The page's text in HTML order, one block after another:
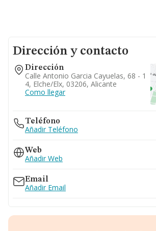
Dirección y contacto
Dirección
Calle Antonio Garcia Cayuelas, 68 - 1
4, Elche/elx, 03206, Alicante
Como llegar
Teléfono
Añadir Teléfono
Web
Añadir Web
Email
Añadir Email